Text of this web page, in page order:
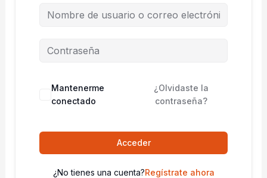
Mantenerme
conectado
¿Olvidaste la
contraseña?
Acceder
¿No tienes una cuenta?Regístrate ahora